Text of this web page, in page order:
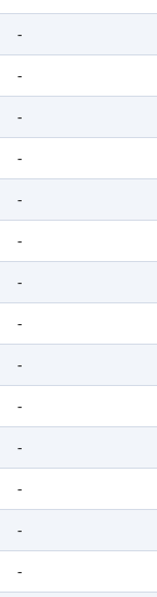
-
-
-
-
-
-
-
-
-
-
-
-
-
-